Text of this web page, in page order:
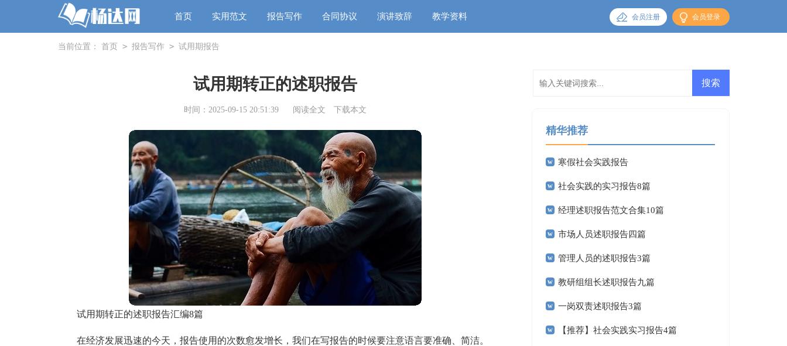
首页 实用范文 报告写作 合同协议 演讲致辞 教学资料 会员登录
会员注册
当前位置： 首页 > 报告写作 > 试用期报告
试用期转正的述职报告
时间：2025-09-15 20:51:39 阅读全文 下载本文
试用期转正的述职报告汇编8篇
在经济发展迅速的今天，报告使用的次数愈发增长，我们在写报告的时候要注意语言要准确、简洁。
精华推荐
寒假社会实践报告
社会实践的实习报告8篇
经理述职报告范文合集10篇
市场人员述职报告四篇
管理人员的述职报告3篇
教研组组长述职报告九篇
一岗双责述职报告3篇
【推荐】社会实践实习报告4篇